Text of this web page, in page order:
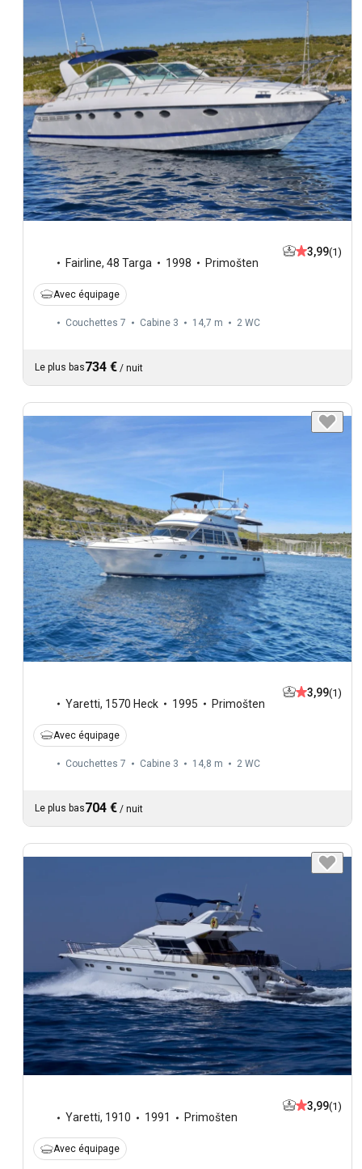
Fairline, 48 Targa 1998 Primošten
3,99(1)
Avec équipage
Couchettes 7 Cabine 3 14,7 m 2 WC
Le plus bas734 € / nuit
Yaretti, 1570 Heck 1995 Primošten
3,99(1)
Avec équipage
Couchettes 7 Cabine 3 14,8 m 2 WC
Le plus bas704 € / nuit
Yaretti, 1910 1991 Primošten
3,99(1)
Avec équipage